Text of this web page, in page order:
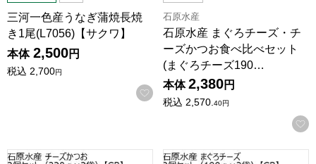
三河一色産うなぎ蒲焼長焼
き1尾(L7056)【サクワ】
本体 2,500円
税込 2,700円
お気に入りに登録する
石原水産
石原水産 まぐろチーズ・チ
ーズかつお食べ比べセット
(まぐろチーズ190…
本体 2,380円
税込 2,570.40円
石原水産 チーズかつお2個セット(220g×2袋)【CB】
石原水産 まぐろチーズ2個セ